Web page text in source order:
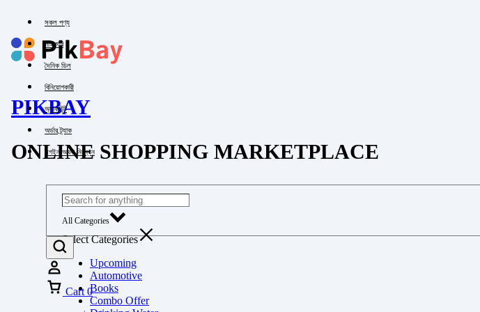
সকল পণ্য
পাইকারি
দৈনিক ডিল
বিনিয়োগকারী
অ্যাকাউন্ট
অর্ডার ট্র্যাক
লগইন অথবা নিবন্ধন
PIKBAY
ONLINE SHOPPING MARKETPLACE
All Categories
Select Categories
Upcoming
Automotive
Books
Combo Offer
Cart 0